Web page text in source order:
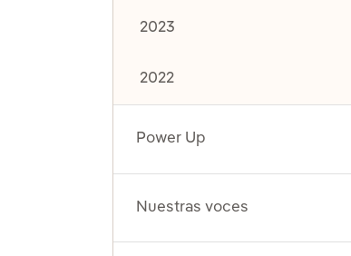
2023
2022
Power Up
Nuestras voces